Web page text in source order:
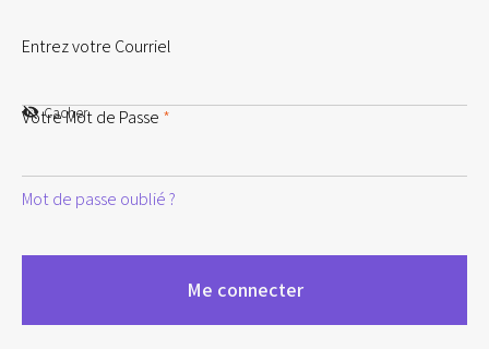
Entrez votre Courriel
Votre Mot de Passe *
Cacher
Mot de passe oublié ?